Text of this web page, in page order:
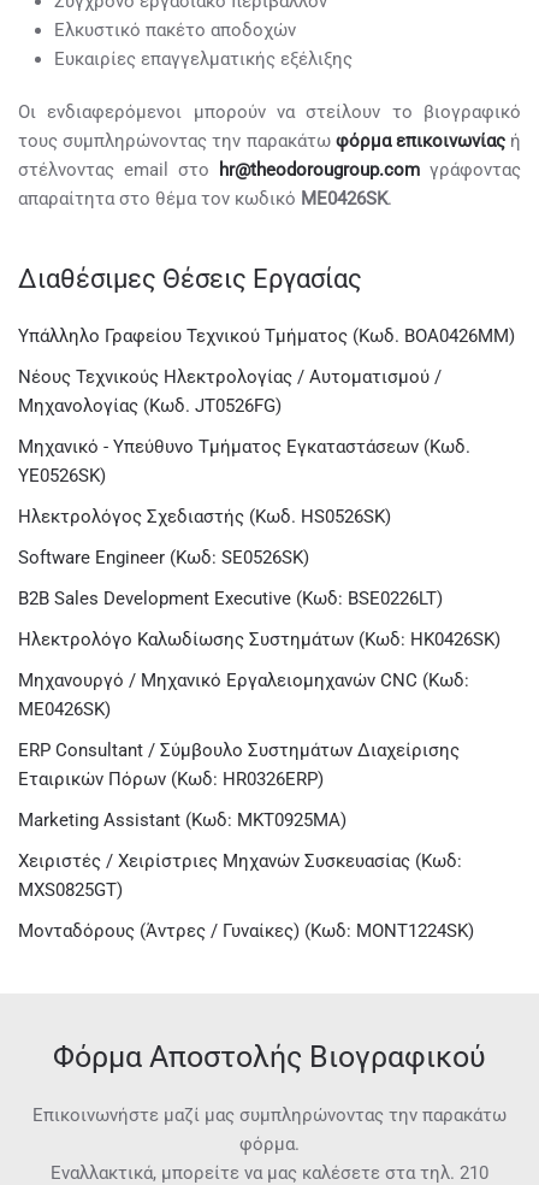
Ελκυστικό πακέτο αποδοχών
Ευκαιρίες επαγγελματικής εξέλιξης
Οι ενδιαφερόμενοι μπορούν να στείλουν το βιογραφικό
τους συμπληρώνοντας την παρακάτω φόρμα επικοινωνίαςή
στέλνοντας email στο
hr@theodorougroup.com γράφοντας
απαραίτητα στο θέμα τον κωδικό ME0426SK.
Διαθέσιμες Θέσεις Εργασίας
Υπάλληλο Γραφείου Τεχνικού Τμήματος (Κωδ. BOA0426MM)
Νέους Τεχνικούς Ηλεκτρολογίας / Αυτοματισμού /
Μηχανολογίας (Κωδ. JT0526FG)
Μηχανικό - Υπεύθυνο Τμήματος Εγκαταστάσεων (Κωδ.
YE0526SK)
Ηλεκτρολόγος Σχεδιαστής (Κωδ. HS0526SK)
Software Engineer (Κωδ: SE0526SK)
B2B Sales Development Executive (Κωδ: BSE0226LT)
Ηλεκτρολόγο Καλωδίωσης Συστημάτων (Κωδ: HK0426SK)
Μηχανουργό / Μηχανικό Εργαλειομηχανών CNC (Κωδ:
ME0426SK)
ERP Consultant / Σύμβουλο Συστημάτων Διαχείρισης
Εταιρικών Πόρων (Κωδ: HR0326ERP)
Marketing Assistant (Κωδ: MKT0925MA)
Χειριστές / Χειρίστριες Μηχανών Συσκευασίας (Κωδ:
MXS0825GT)
Μονταδόρους (Άντρες / Γυναίκες) (Κωδ: MONT1224SK)
Φόρμα Αποστολής Βιογραφικού
Επικοινωνήστε μαζί μας συμπληρώνοντας την παρακάτω
φόρμα.
Εναλλακτικά, μπορείτε να μας καλέσετε στα τηλ. 210